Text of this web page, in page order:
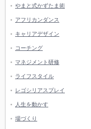
やまと式かずたま術
アフリカンダンス
キャリアデザイン
コーチング
マネジメント研修
ライフスタイル
レゴシリアスプレイ
人生を動かす
場づくり